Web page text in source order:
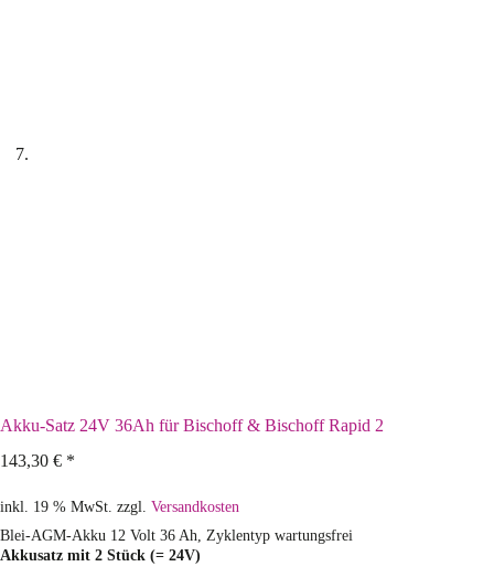
Akku-Satz 24V 36Ah für Bischoff & Bischoff Rapid 2
143,30 € *
inkl. 19 % MwSt. zzgl. Versandkosten
Blei-AGM-Akku 12 Volt 36 Ah, Zyklentyp wartungsfrei
Akkusatz mit 2 Stück (= 24V)